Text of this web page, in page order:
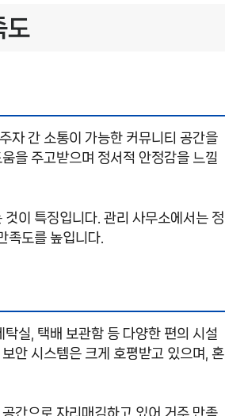
도
자 간 소통이 가능한 커뮤니티 공간을
을 주고받으며 정서적 안정감을 느낄
이 특징입니다. 관리 사무소에서는 정
족도를 높입니다.
실, 택배 보관함 등 다양한 편의 시설
안 시스템은 크게 호평받고 있으며, 혼
간으로 자리매김하고 있어 거주 만족